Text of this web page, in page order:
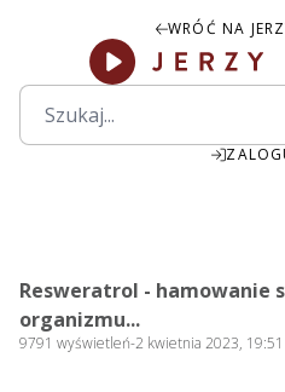
WRÓĆ NA
Resweratrol - hamowanie
organizmu...
9791 wyświetleń-2 kwietnia 2023, 19:51